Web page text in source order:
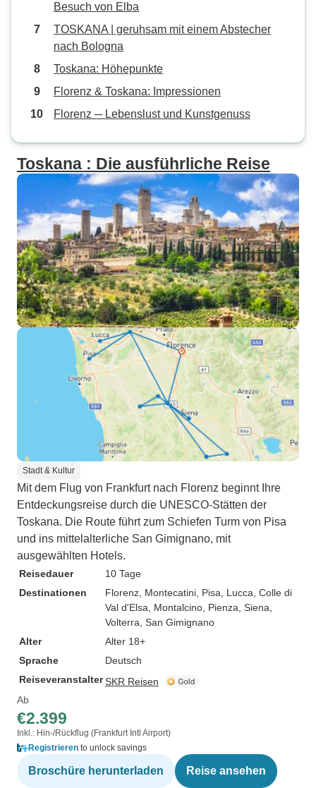
Besuch von Elba
TOSKANA | geruhsam mit einem Abstecher
nach Bologna
Toskana: Höhepunkte
Florenz & Toskana: Impressionen
Florenz ─ Lebenslust und Kunstgenuss
Toskana : Die ausführliche Reise
Stadt & Kultur
Mit dem Flug von Frankfurt nach Florenz beginnt Ihre
Entdeckungsreise durch die UNESCO-Stätten der
Toskana. Die Route führt zum Schiefen Turm von Pisa
und ins mittelalterliche San Gimignano, mit
ausgewählten Hotels.
Reisedauer
10 Tage
Destinationen
Florenz , Montecatini , Pisa , Lucca , Colle di
Val d'Elsa , Montalcino , Pienza , Siena
Volterra , San Gimignano
Alter
Alter 18+
Sprache
Deutsch
ReiseveranstalterSKR Reisen
Ab
€2.399
Inkl.: Hin-/Rückflug (Frankfurt Intl Airport)
Registrieren to unlock savings
Broschüre herunterladen Reise ansehen